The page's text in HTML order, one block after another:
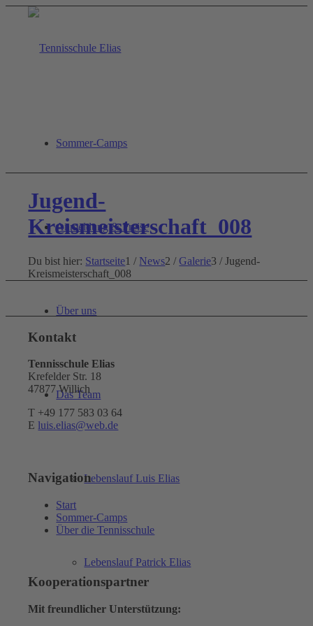
Sommer-Camps
Anmeldung & Preise
Über uns
Das Team
Lebenslauf Luis Elias
Lebenslauf Patrick Elias
Jugend-
Kreismeisterschaft_008
Du bist hier: Startseite1 / News2 / Galerie3 / Jugend-
Kreismeisterschaft_008
Kontakt
Tennisschule Elias
Krefelder Str. 18
47877 Willich
T +49 177 583 03 64
E luis.elias@web.de
Navigation
Start
Sommer-Camps
Über die Tennisschule
Kooperationspartner
Mit freundlicher Unterstützung: